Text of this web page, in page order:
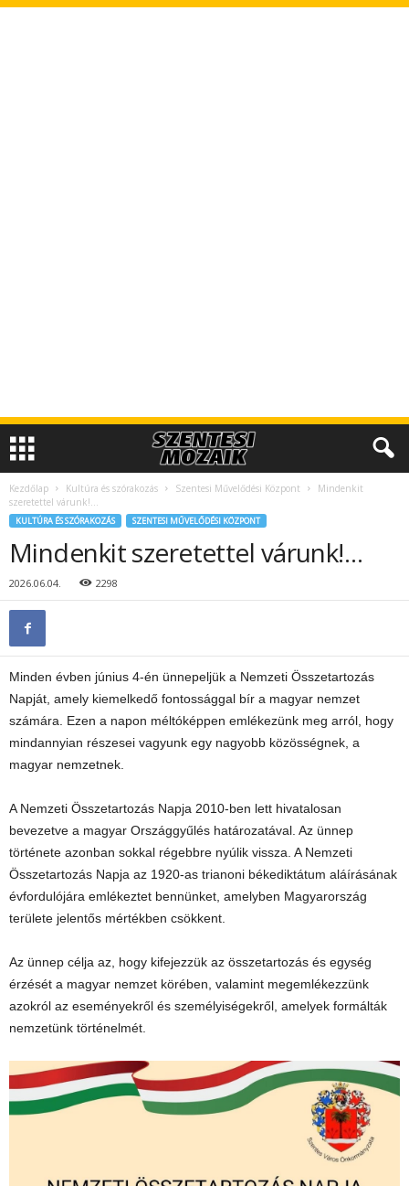
Kezdőlap Kultúra és szórakozás Szentesi Művelődési Központ
Mindenkit
szeretettel várunk!…
KULTÚRA ÉS SZÓRAKOZÁS SZENTESI MŰVELŐDÉSI KÖZPONT
Mindenkit szeretettel várunk!…
2026.06.04. 2298
Minden évben június 4-én ünnepeljük a Nemzeti Összetartozás
Napját, amely kiemelkedő fontossággal bír a magyar nemzet
számára. Ezen a napon méltóképpen emlékezünk meg arról, hogy
mindannyian részesei vagyunk egy nagyobb közösségnek, a
magyar nemzetnek.
A Nemzeti Összetartozás Napja 2010-ben lett hivatalosan
bevezetve a magyar Országgyűlés határozatával. Az ünnep
története azonban sokkal régebbre nyúlik vissza. A Nemzeti
Összetartozás Napja az 1920-as trianoni békediktátum aláírásának
évfordulójára emlékeztet bennünket, amelyben Magyarország
területe jelentős mértékben csökkent.
Az ünnep célja az, hogy kifejezzük az összetartozás és egység
érzését a magyar nemzet körében, valamint megemlékezzünk
azokról az eseményekről és személyiségekről, amelyek formálták
nemzetünk történelmét.